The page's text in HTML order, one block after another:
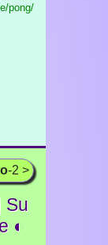
pong/
-2 >
Su
◐